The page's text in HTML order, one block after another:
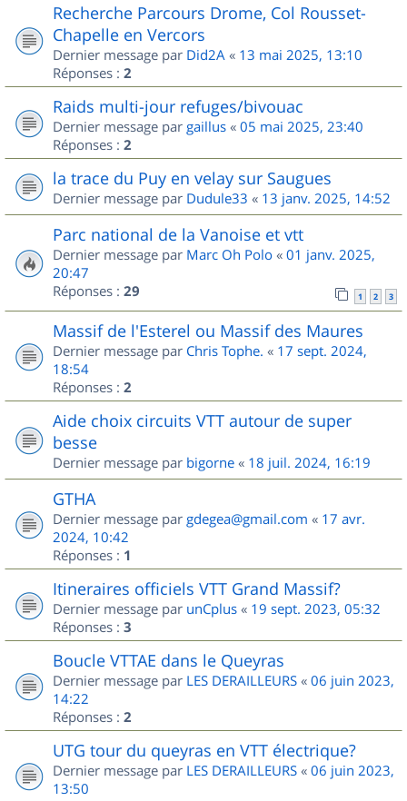
Recherche Parcours Drome, Col Rousset-
Chapelle en Vercors
Dernier message par Did2A « 13 mai 2025, 13:10
Réponses : 2
Raids multi-jour refuges/bivouac
Dernier message par gaillus « 05 mai 2025, 23:40
Réponses : 2
la trace du Puy en velay sur Saugues
Dernier message par Dudule33 « 13 janv. 2025, 14:52
Parc national de la Vanoise et vtt
Dernier message par Marc Oh Polo « 01 janv. 2025,
20:47
Réponses : 29 1 2 3
Massif de l'Esterel ou Massif des Maures
Dernier message par Chris Tophe. « 17 sept. 2024,
18:54
Réponses : 2
Aide choix circuits VTT autour de super
besse
Dernier message par bigorne « 18 juil. 2024, 16:19
GTHA
Dernier message par gdegea@gmail.com « 17 avr.
2024, 10:42
Réponses : 1
Itineraires officiels VTT Grand Massif?
Dernier message par unCplus « 19 sept. 2023, 05:32
Réponses : 3
Boucle VTTAE dans le Queyras
Dernier message par LES DERAILLEURS « 06 juin 2023,
14:22
Réponses : 2
UTG tour du queyras en VTT électrique?
Dernier message par LES DERAILLEURS « 06 juin 2023,
13:50